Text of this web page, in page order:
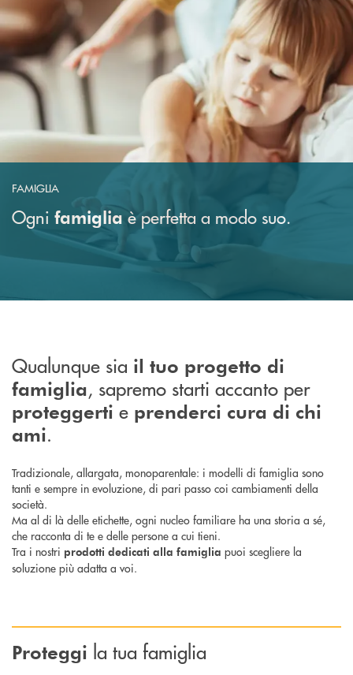
FAMIGLIA
Ogni famiglia è perfetta a modo suo.
Qualunque sia il tuo progetto di
famiglia, sapremo starti accanto per
proteggerti e prenderci cura di chi
ami.
Tradizionale, allargata, monoparentale: i modelli di famiglia sono
tanti e sempre in evoluzione, di pari passo coi cambiamenti della
società.
Ma al di là delle etichette, ogni nucleo familiare ha una storia a sé,
che racconta di te e delle persone a cui tieni.
Tra i nostri prodotti dedicati alla famiglia puoi scegliere la
soluzione più adatta a voi.
Proteggi la tua famiglia